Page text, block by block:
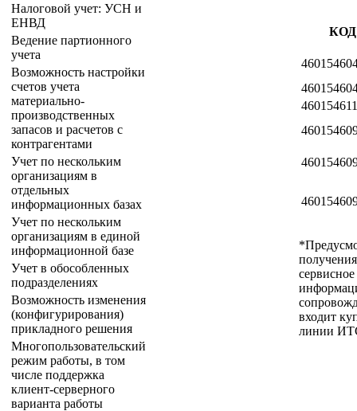
Налоговой учет: УСН и
ЕНВД
Ведение партионного
учета
Возможность настройки
счетов учета
материально-
производственных
запасов и расчетов с
контрагентами
Учет по нескольким
организациям в
отдельных
информационных базах
Учет по нескольким
организациям в единой
информационной базе
Учет в обособленных
подразделениях
Возможность изменения
(конфигурирования)
прикладного решения
Многопользовательский
режим работы, в том
числе поддержка
клиент-серверного
варианта работы
КОД
входит
линии